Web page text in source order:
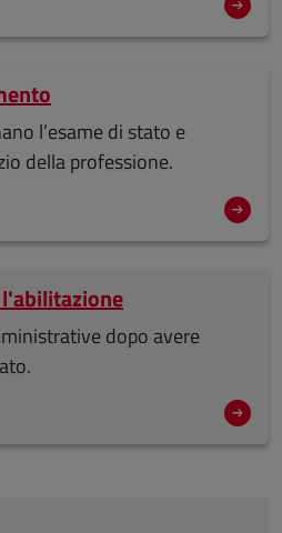
l’esame di stato e
della professione.
dopo avere